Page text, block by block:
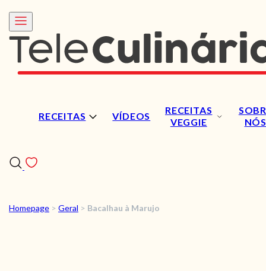
RECEITAS VÍDEOS
RECEITAS
VEGGIE
NÓS
RECEITAS
Homepage > Geral > Bacalhau à Marujo